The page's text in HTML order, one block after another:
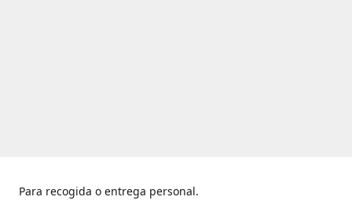
Para recogida o entrega personal.